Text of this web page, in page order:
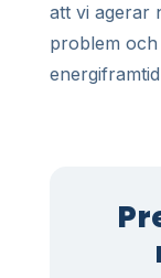
att vi agerar
problem